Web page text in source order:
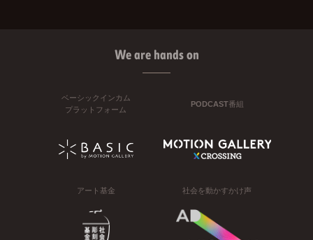
We are hands on
ベーシックインカム
プラットフォーム
PODCAST番組
アート基金 社会を動かすかけ声